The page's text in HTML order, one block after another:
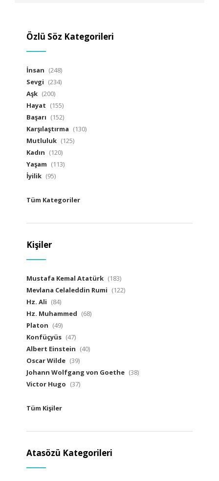
Özlü Söz Kategorileri
İnsan (248)
Sevgi (234)
Aşk (200)
Hayat (155)
Başarı (152)
Karşılaştırma (130)
Mutluluk (125)
Kadın (120)
Yaşam (113)
İyilik (95)
Tüm Kategoriler
Kişiler
Mustafa Kemal Atatürk (183)
Mevlana Celaleddin Rumi (122)
Hz. Ali (84)
Hz. Muhammed (68)
Platon (49)
Konfüçyüs (47)
Albert Einstein (40)
Oscar Wilde (39)
Johann Wolfgang von Goethe (38)
Victor Hugo (37)
Tüm Kişiler
Atasözü Kategorileri